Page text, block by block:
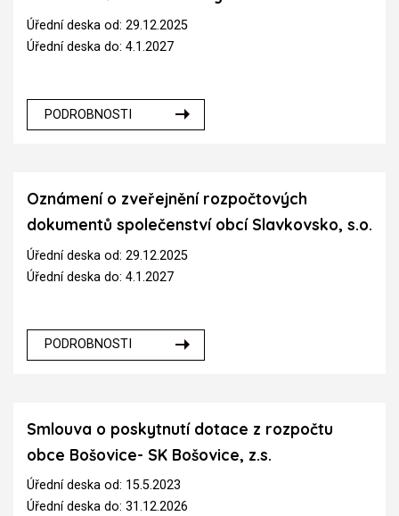
Úřední deska od: 29.12.2025
Úřední deska do: 4.1.2027
PODROBNOSTI
Oznámení o zveřejnění rozpočtových
dokumentů společenství obcí Slavkovsko, s.o.
Úřední deska od: 29.12.2025
Úřední deska do: 4.1.2027
PODROBNOSTI
Smlouva o poskytnutí dotace z rozpočtu
obce Bošovice- SK Bošovice, z.s.
Úřední deska od: 15.5.2023
Úřední deska do: 31.12.2026